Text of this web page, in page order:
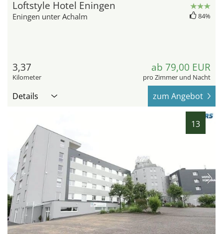
Loftstyle Hotel Eningen
Eningen unter Achalm 84%
3,37
Kilometer
ab 79,00 EUR
pro Zimmer und Nacht
Details zum Angebot
13